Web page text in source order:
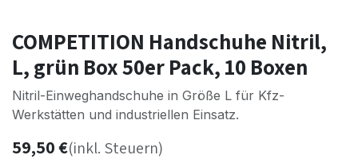
COMPETITION Handschuhe Nitril,
L, grün Box 50er Pack, 10 Boxen
Nitril-Einweghandschuhe in Größe L für Kfz-
Werkstätten und industriellen Einsatz.
59,50€(inkl. Steuern)